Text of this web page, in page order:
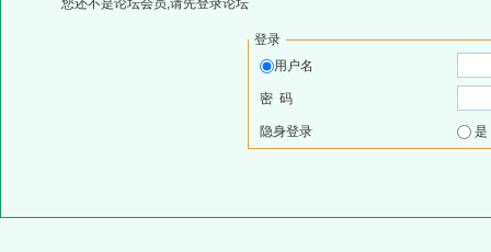
您还不是论坛会员,请先登录论坛
登录
用户名
密 码
隐身登录